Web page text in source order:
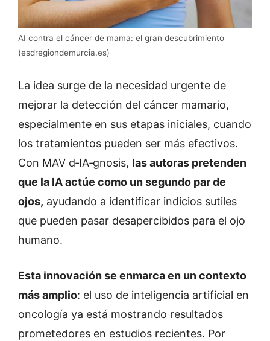
AI contra el cáncer de mama: el gran descubrimiento
(esdregiondemurcia.es)
La idea surge de la necesidad urgente de
mejorar la detección del cáncer mamario,
especialmente en sus etapas iniciales, cuando
los tratamientos pueden ser más efectivos.
Con MAV d‑IA‑gnosis, las autoras pretenden
que la IA actúe como un segundo par de
ojos, ayudando a identificar indicios sutiles
que pueden pasar desapercibidos para el ojo
humano.
Esta innovación se enmarca en un contexto
más amplio: el uso de inteligencia artificial en
oncología ya está mostrando resultados
prometedores en estudios recientes. Por